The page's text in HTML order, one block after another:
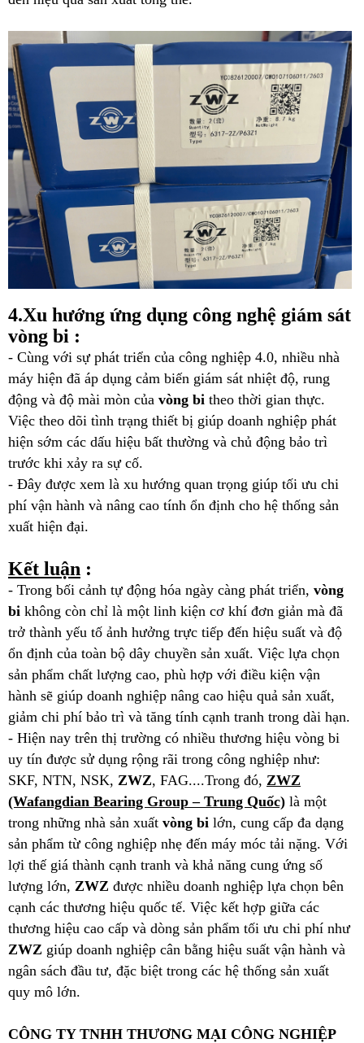
4.Xu hướng ứng dụng công nghệ giám sát
vòng bi :
- Cùng với sự phát triển của công nghiệp 4.0, nhiều nhà
máy hiện đã áp dụng cảm biến giám sát nhiệt độ, rung
động và độ mài mòn của vòng bi theo thời gian thực.
Việc theo dõi tình trạng thiết bị giúp doanh nghiệp phát
hiện sớm các dấu hiệu bất thường và chủ động bảo trì
trước khi xảy ra sự cố.
- Đây được xem là xu hướng quan trọng giúp tối ưu chi
phí vận hành và nâng cao tính ổn định cho hệ thống sản
xuất hiện đại.
Kết luận :
- Trong bối cảnh tự động hóa ngày càng phát triển, vòng
bi không còn chỉ là một linh kiện cơ khí đơn giản mà đã
trở thành yếu tố ảnh hưởng trực tiếp đến hiệu suất và độ
ổn định của toàn bộ dây chuyền sản xuất. Việc lựa chọn
sản phẩm chất lượng cao, phù hợp với điều kiện vận
hành sẽ giúp doanh nghiệp nâng cao hiệu quả sản xuất,
giảm chi phí bảo trì và tăng tính cạnh tranh trong dài hạn.
- Hiện nay trên thị trường có nhiều thương hiệu vòng bi
uy tín được sử dụng rộng rãi trong công nghiệp như:
SKF, NTN, NSK, ZWZ, FAG....Trong đó, ZWZ
(Wafangdian Bearing Group – Trung Quốc) là một
trong những nhà sản xuất vòng bi lớn, cung cấp đa dạng
sản phẩm từ công nghiệp nhẹ đến máy móc tải nặng. Với
lợi thế giá thành cạnh tranh và khả năng cung ứng số
lượng lớn, ZWZ được nhiều doanh nghiệp lựa chọn bên
cạnh các thương hiệu quốc tế. Việc kết hợp giữa các
thương hiệu cao cấp và dòng sản phẩm tối ưu chi phí như
ZWZ giúp doanh nghiệp cân bằng hiệu suất vận hành và
ngân sách đầu tư, đặc biệt trong các hệ thống sản xuất
quy mô lớn.
CÔNG TY TNHH THƯƠNG MẠI CÔNG NGHIỆP